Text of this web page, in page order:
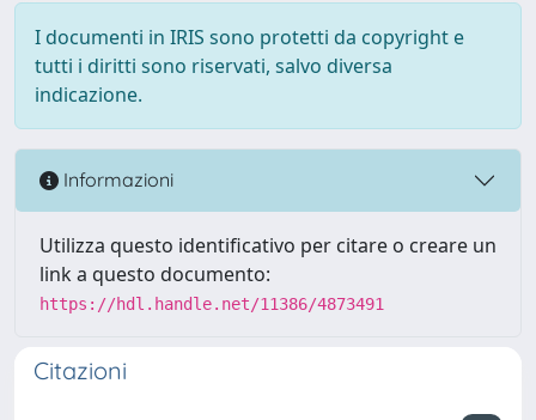
I documenti in IRIS sono protetti da copyright e
tutti i diritti sono riservati, salvo diversa
indicazione.
Informazioni
Utilizza questo identificativo per citare o creare un
link a questo documento:
https://hdl.handle.net/11386/4873491
Citazioni